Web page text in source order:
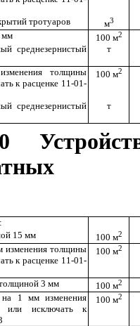
тротуаров м3
мм 100 м2
среднезернистый
т
толщины
к расценке 11-01-
100 м2
среднезернистый
т
15 мм 100 м2
изменения толщины
к расценке 11-01-
100 м2
3 мм 100 м2
на 1 мм изменения
или исключать к
100 м2